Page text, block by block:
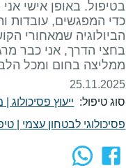
בטיפול. באופן אישי
כדי המפגשים, עובדות
הביולוגיה שמאחורי
ממליצה בחום ומכל
25.11.2025
סוג טיפול: ייעוץ פסיכולוג|
פסיכולוגי לבטחון עצמי